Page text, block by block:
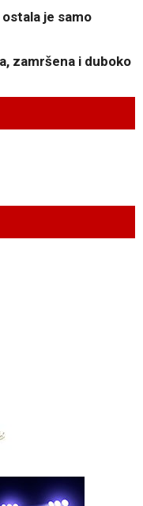
ostala je samo
zamršena i duboko